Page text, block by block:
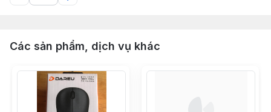
Các sản phẩm, dịch vụ khác